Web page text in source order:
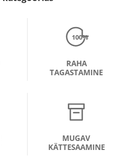
100%
RAHA
TAGASTAMINE
MUGAV
KÄTTESAAMINE